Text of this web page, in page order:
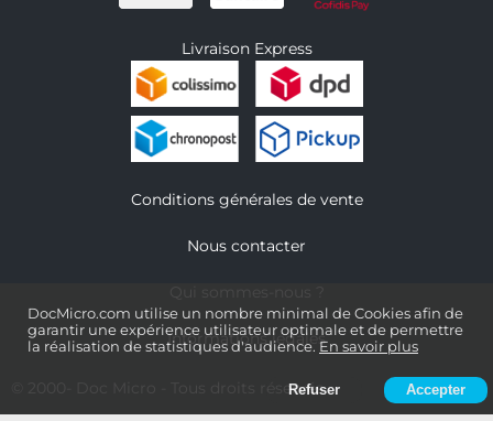
DocMicro.com utilise un nombre minimal de Cookies afin de
garantir une expérience utilisateur optimale et de permettre
la réalisation de statistiques d'audience. En savoir plus
Refuser Accepter
Livraison Express
Conditions générales de vente
Nous contacter
Informations légales
- Tous droits réservés